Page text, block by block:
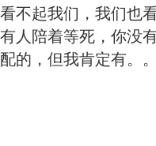
不起我们，我们也
人陪着等死，你没
的，但我肯定有。